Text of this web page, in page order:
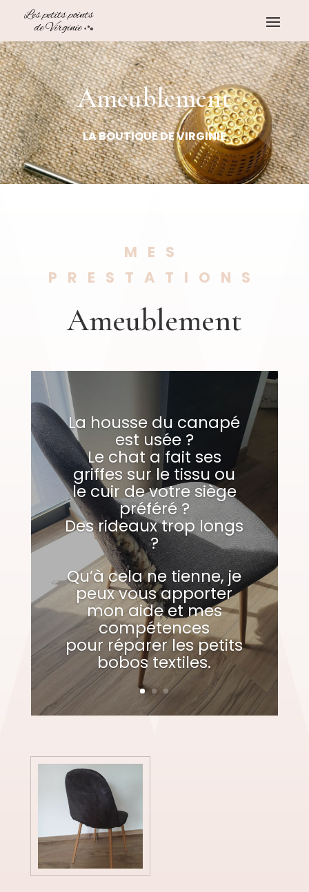
Ameublement
LA BOUTIQUE DE VIRGINIE
MES
PRESTATIONS
Ameublement
La housse du canapé
est usée ?
Le chat a fait ses
griffes sur le tissu ou
le cuir de votre siège
préféré ?
Des rideaux trop longs
?
Qu’à cela ne tienne, je
peux vous apporter
mon aide et mes
compétences
pour réparer les petits
bobos textiles.